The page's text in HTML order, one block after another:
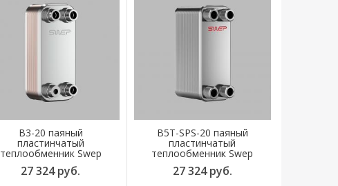
B3-20 паяный
пластинчатый
теплообменник Swep
27 324 руб.
B5T-SPS-20 паяный
пластинчатый
теплообменник Swep
27 324 руб.